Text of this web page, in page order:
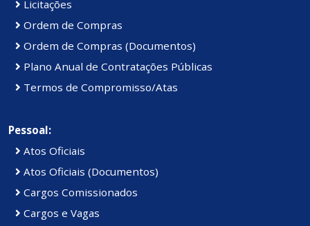
Licitações
Ordem de Compras
Ordem de Compras (Documentos)
Plano Anual de Contratações Públicas
Termos de Compromisso/Atas
Pessoal:
Atos Oficiais
Atos Oficiais (Documentos)
Cargos Comissionados
Cargos e Vagas